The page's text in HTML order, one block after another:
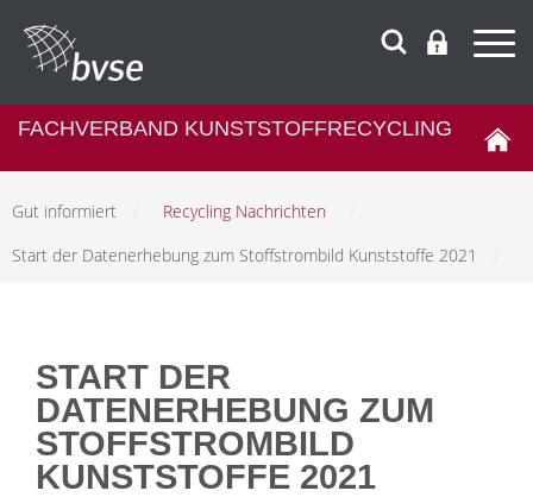
FACHVERBAND KUNSTSTOFFRECYCLING
Gut informiert Recycling Nachrichten
Start der Datenerhebung zum Stoffstrombild Kunststoffe 2021
START DER
DATENERHEBUNG ZUM
STOFFSTROMBILD
KUNSTSTOFFE 2021